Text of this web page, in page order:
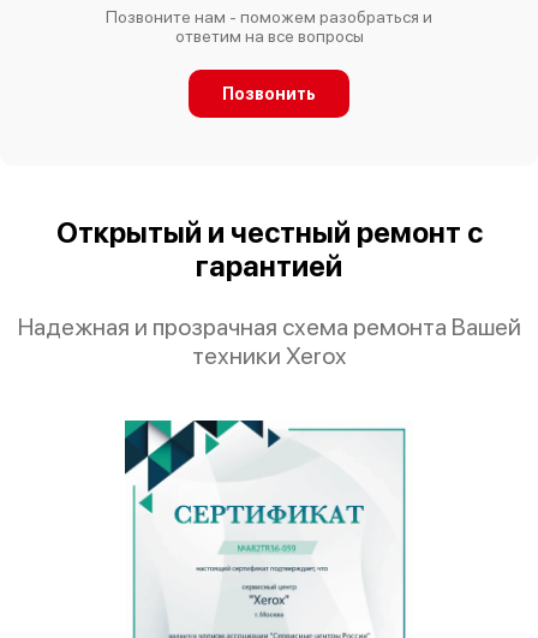
Позвоните нам - поможем разобраться и
ответим на все вопросы
Позвонить
Открытый и честный ремонт с
гарантией
Надежная и прозрачная схема ремонта Вашей
техники Xerox